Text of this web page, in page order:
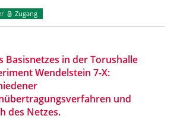
Zugang
Basisnetzes in der Torushalle
Wendelstein 7-X:
und
des Netzes.